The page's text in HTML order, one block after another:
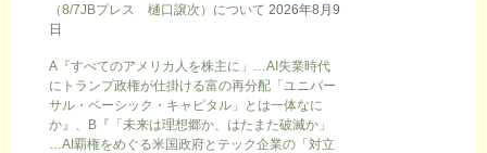
（8/7JBプレス 樋口譲次）について 2026年8月9
日
A『すべてのアメリカ人を株主に」…AI失業時代
にトランプ政権が仕掛ける富の再分配「ユニバー
サル・ベーシック・キャピタル」とは一体なに
か』、B『「未来は理想郷か、はたまた破滅か」
…AI覇権をめぐる米国政府とテック企業の「対立